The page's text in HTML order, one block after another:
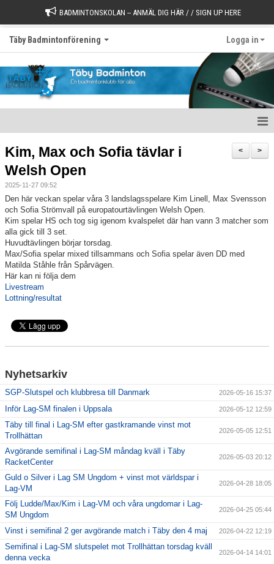
BADMINTONSKOLAN -- ANMÄL DIG HÄR / / SIGN UP HERE
Täby Badmintonförening Logga in
Börja spela
Värdegrund
Styrelse
Kontakt
Information Tibble NIU
Täby-278 SM-GULD genom tiderna
Anmälan till Badmintonskolan HT-26
Information Vuxenträning HT-26
TRC-tidning 2025-26
Lilla Badmintonligan
Medlemsinformation
Täby Badminton SummerCamp 15-17 juni
Täby International Para Badminton Camp august 5-9
>
<
Kim, Max och Sofia tävlar i
Welsh Open
2025-11-27 09:52
Den här veckan spelar våra 3 landslagsspelare Kim Linell, Max Svensson
och Sofia Strömvall på europatourtävlingen Welsh Open.
Kim spelar HS och tog sig igenom kvalspelet där han vann 3 matcher som
alla gick till 3 set.
Huvudtävlingen börjar torsdag.
Max/Sofia spelar mixed tillsammans och Sofia spelar även DD med
Matilda Ståhle från Spårvägen.
Här kan ni följa dem
Livestream
Lottning/resultat
Nyhetsarkiv
SGP-Slutspel och klubbresa till Danmark 2026-05-16 15:37
Inför Lag-SM finalen i Uppsala 2026-05-12 12:59
Täby till final i Lag-SM efter gastkramande vinst mot
Trollhättan
2026-05-05 12:51
Avgörande semifinal i Lag-SM måndag kväll i Täby
RacketCenter
2026-05-03 20:12
Guld o Silver i Lag SM Ungdom + vinst mot världspar i
Lag-VM
2026-04-28 18:05
Följ Ludde/Max/Kim i Lag-VM och våra ungdomar i Lag-
SM Ungdom
2026-04-25 05:44
Vinst i semifinal 2 ger avgörande match i Täby den 4 maj 2026-04-22 12:19
Semifinal i Lag-SM slutspelet mot Trollhättan torsdag kväll
denna vecka
2026-04-14 14:01